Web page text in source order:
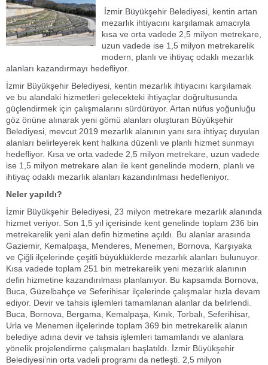
İzmir Büyükşehir Belediyesi, kentin artan
mezarlık ihtiyacını karşılamak amacıyla
kısa ve orta vadede 2,5 milyon metrekare,
uzun vadede ise 1,5 milyon metrekarelik
modern, planlı ve ihtiyaç odaklı mezarlık
alanları kazandırmayı hedefliyor.
İzmir Büyükşehir Belediyesi, kentin mezarlık ihtiyacını karşılamak
ve bu alandaki hizmetleri gelecekteki ihtiyaçlar doğrultusunda
güçlendirmek için çalışmalarını sürdürüyor. Artan nüfus yoğunluğu
göz önüne alınarak yeni gömü alanları oluşturan Büyükşehir
Belediyesi, mevcut 2019 mezarlık alanının yanı sıra ihtiyaç duyulan
alanları belirleyerek kent halkına düzenli ve planlı hizmet sunmayı
hedefliyor. Kısa ve orta vadede 2,5 milyon metrekare, uzun vadede
ise 1,5 milyon metrekare alan ile kent genelinde modern, planlı ve
ihtiyaç odaklı mezarlık alanları kazandırılması hedefleniyor.
Neler yapıldı?
İzmir Büyükşehir Belediyesi, 23 milyon metrekare mezarlık alanında
hizmet veriyor. Son 1,5 yıl içerisinde kent genelinde toplam 236 bin
metrekarelik yeni alan defin hizmetine açıldı. Bu alanlar arasında
Gaziemir, Kemalpaşa, Menderes, Menemen, Bornova, Karşıyaka
ve Çiğli ilçelerinde çeşitli büyüklüklerde mezarlık alanları bulunuyor.
Kısa vadede toplam 251 bin metrekarelik yeni mezarlık alanının
defin hizmetine kazandırılması planlanıyor. Bu kapsamda Bornova,
Buca, Güzelbahçe ve Seferihisar ilçelerinde çalışmalar hızla devam
ediyor. Devir ve tahsis işlemleri tamamlanan alanlar da belirlendi.
Buca, Bornova, Bergama, Kemalpaşa, Kınık, Torbalı, Seferihisar,
Urla ve Menemen ilçelerinde toplam 369 bin metrekarelik alanın
belediye adına devir ve tahsis işlemleri tamamlandı ve alanlara
yönelik projelendirme çalışmaları başlatıldı. İzmir Büyükşehir
Belediyesi’nin orta vadeli programı da netleşti. 2,5 milyon